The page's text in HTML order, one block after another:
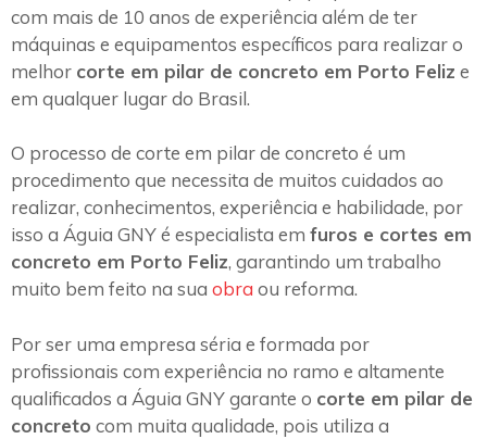
com mais de 10 anos de experiência além de ter
máquinas e equipamentos específicos para realizar o
melhor corte em pilar de concreto em Porto Feliz e
em qualquer lugar do Brasil.
O processo de corte em pilar de concreto é um
procedimento que necessita de muitos cuidados ao
realizar, conhecimentos, experiência e habilidade, por
isso a Águia GNY é especialista em furos e cortes em
concreto em Porto Feliz, garantindo um trabalho
muito bem feito na sua obra ou reforma.
Por ser uma empresa séria e formada por
profissionais com experiência no ramo e altamente
qualificados a Águia GNY garante o corte em pilar de
concreto com muita qualidade, pois utiliza a